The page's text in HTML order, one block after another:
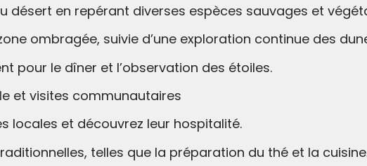
désert en repérant diverses espèces sauvages et
ombragée, suivie d’une exploration continue des
pour le dîner et l’observation des étoiles.
et visites communautaires
locales et découvrez leur hospitalité.
telles que la préparation du thé et la